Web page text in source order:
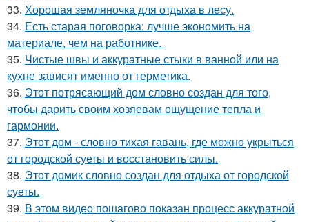
33. Хорошая земляночка для отдыха в лесу.
34. Есть старая поговорка: лучше экономить на
материале, чем на работнике.
35. Чистые швы и аккуратные стыки в ванной или на
кухне зависят именно от герметика.
36. Этот потрясающий дом словно создан для того,
чтобы дарить своим хозяевам ощущение тепла и
гармонии.
37. Этот дом - словно тихая гавань, где можно укрыться
от городской суеты и восстановить силы.
38. Этот домик словно создан для отдыха от городской
суеты.
39. В этом видео пошагово показан процесс аккуратной